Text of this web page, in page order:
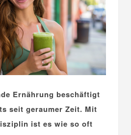
Ernährung beschäftigt
seit geraumer Zeit. Mit
ist es wie so oft